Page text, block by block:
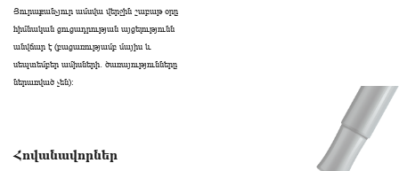
Յուրաքանչյուր ամսվա վերջին շաբաթ օրը
հիմնական ցուցադրության այցելությունն
անվճար է (բացառությամբ մայիս և
սեպտեմբեր ամիսների․ ծառայությունները
ներառված չեն):
Հովանավորներ